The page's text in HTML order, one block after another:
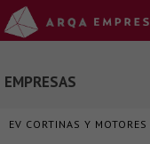
EMPRESAS
EV CORTINAS Y MOTORES